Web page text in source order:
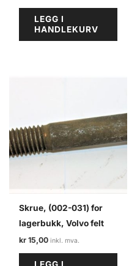
LEGG I
HANDLEKURV
Skrue, (002-031) for
lagerbukk, Volvo felt
kr 15,00
LEGG I